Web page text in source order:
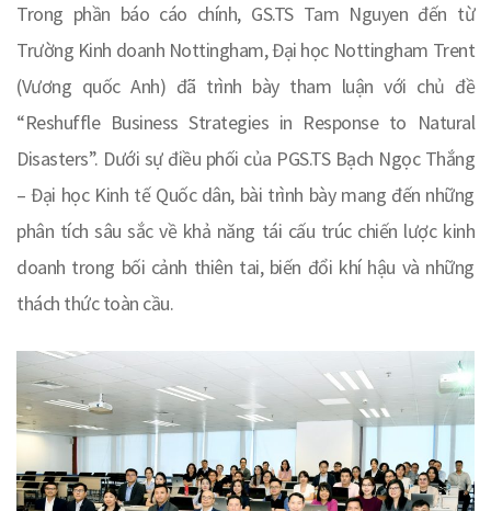
Trong phần báo cáo chính, GS.TS Tam Nguyen đến từ
Trường Kinh doanh Nottingham, Đại học Nottingham Trent
(Vương quốc Anh) đã trình bày tham luận với chủ đề
“Reshuffle Business Strategies in Response to Natural
Disasters”. Dưới sự điều phối của PGS.TS Bạch Ngọc Thắng
– Đại học Kinh tế Quốc dân, bài trình bày mang đến những
phân tích sâu sắc về khả năng tái cấu trúc chiến lược kinh
doanh trong bối cảnh thiên tai, biến đổi khí hậu và những
thách thức toàn cầu.